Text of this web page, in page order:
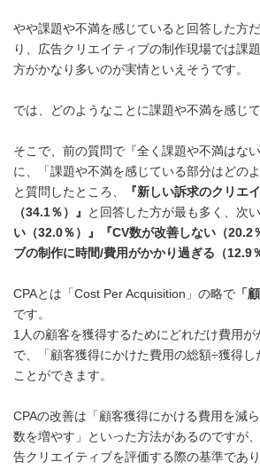
やや課題や不満を感じていると回答した方
り、広告クリエイティブの制作現場では課
方がかなり多いのが実情といえそうです。
では、どのようなことに課題や不満を感じ
そこで、前の質問で『全く課題や不満はな
に、「課題や不満を感じている部分はどの
と質問したところ、
『新しい訴求のクリエ
（34.1％）』 と回答した方が最も多く、次
い（32.0％）』『CV数が改善しない（20.2
ブの制作に時間/費用がかかり過ぎる（12.9
CPAとは「Cost Per Acquisition」の略で 「
です。
1人の顧客を獲得するためにどれだけ費用
で、「顧客獲得にかけた費用の総額÷獲得し
ことができます。
CPAの改善は「顧客獲得にかける費用を減
数を増やす」といった方法があるのですが
告クリエイティブを評価する際の基準であ